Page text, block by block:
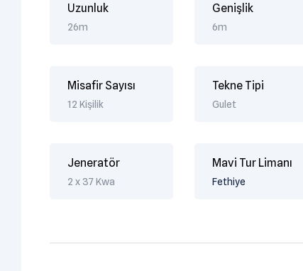
Uzunluk
26m
Genişlik
6m
Misafir Sayısı
12 Kişilik
Tekne Tipi
Gulet
Jeneratör
2 x 37 Kwa
Mavi Tur Limanı
Fethiye